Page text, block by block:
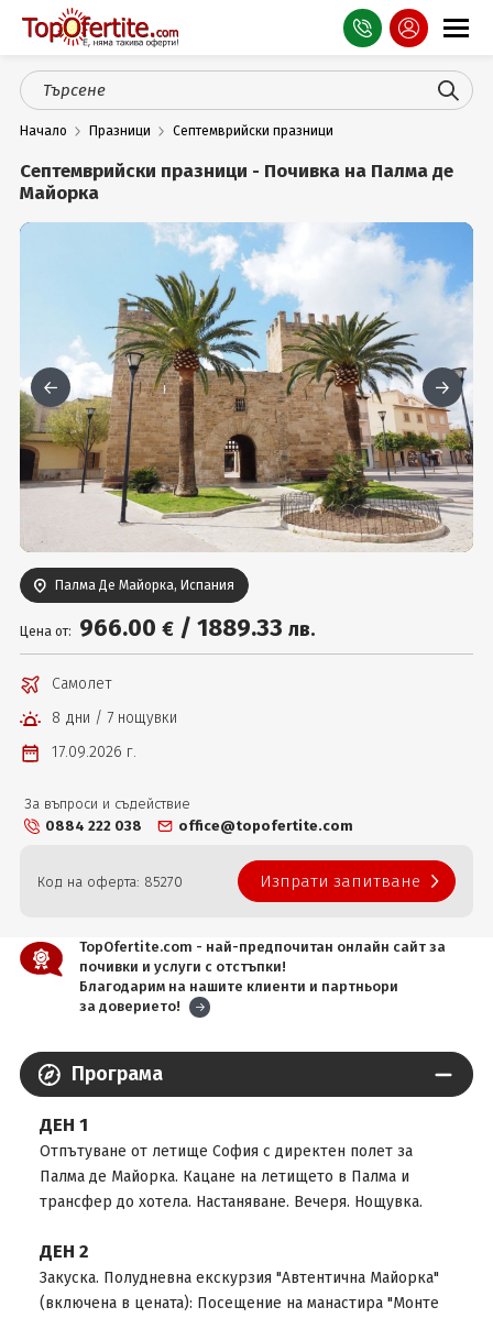
Оферти
СПА
Планина
Празници
Турция
Гърция
Услуги
Вход
Начало Празници Септемврийски празници
Септемврийски празници - Почивка на Палма де
Майорка
Палма Де Майорка, Испания
Цена от: 966.00 € / 1889.33 лв.
Самолет
8 дни / 7 нощувки
17.09.2026 г.
За въпроси и съдействие
0884 222 038
office@topofertite.com
Код на оферта: 85270 Изпрати запитване
TopOfertite.com - най-предпочитан онлайн сайт за
почивки и услуги с отстъпки!
Благодарим на нашите клиенти и партньори
за доверието!
Програма
ДЕН 1
Oтпътуване от летище София с директен полет за
Палма де Майорка. Кацане на летището в Палма и
трансфер до хотела. Настаняване. Вечеря. Нощувка.
ДЕН 2
Закуска. Полудневна екскурзия "Автентична Майорка"
(включена в цената): Посещение на манастира "Монте